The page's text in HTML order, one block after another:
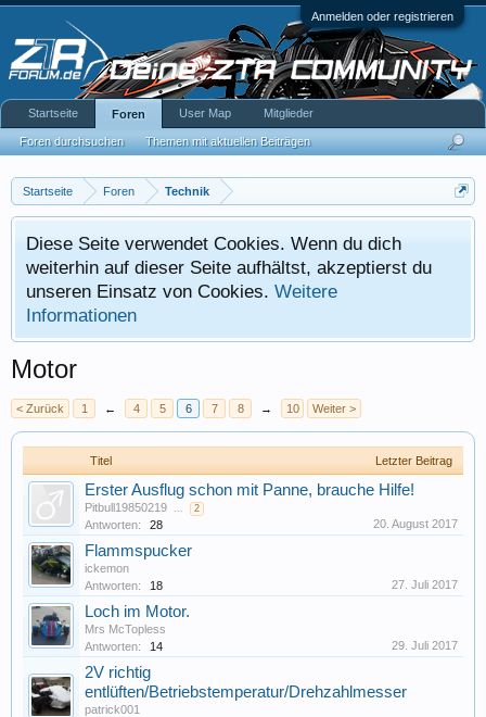
Anmelden oder registrieren
Startseite Foren Technik
Diese Seite verwendet Cookies. Wenn du dich
weiterhin auf dieser Seite aufhältst, akzeptierst du
unseren Einsatz von Cookies. Weitere
Informationen
Motor
< Zurück 1 ← 4 5 6 7 8 → 10 Weiter >
Titel Letzter Beitrag
Erster Ausflug schon mit Panne, brauche Hilfe!
Pitbull19850219 ... 2
Antworten: 28 20. August 2017
Flammspucker
ickemon
Antworten:
18 27. Juli 2017
Loch im Motor.
Mrs McTopless
Antworten:
14 29. Juli 2017
2V richtig
entlüften/Betriebstemperatur/Drehzahlmesser
patrick001
Startseite Foren
Foren durchsuchen Themen mit aktuellen Beiträgen
User Map Mitglieder